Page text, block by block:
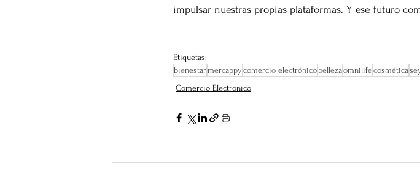
impulsar nuestras propias plataformas. Y ese futuro
Etiquetas:
bienestar mercappy comercio electrónico bellezaomnilifecosmética
Comercio Electrónico